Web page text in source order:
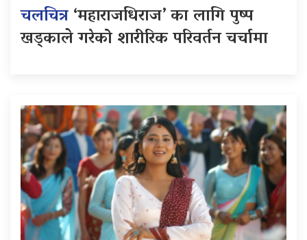
चलचित्र‘महाराजधिराज’ का लागि पुष्प
खड्काले गरेको शारीरिक परिवर्तन चर्चामा